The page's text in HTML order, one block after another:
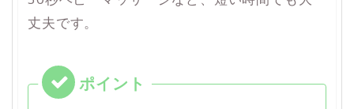
丈夫です。